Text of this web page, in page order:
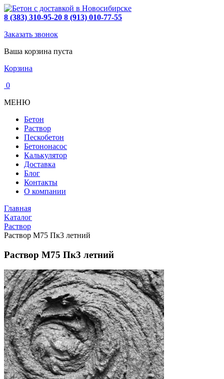
8 (383) 310-95-20 8 (913) 010-77-55
Заказать звонок
Ваша корзина пуста
Корзина
0
МЕНЮ
Бетон
Раствор
Пескобетон
Бетононасос
Калькулятор
Доставка
Блог
Контакты
О компании
Главная
Kаталог
Раствор
Раствор М75 Пк3 летний
Раствор М75 Пк3 летний